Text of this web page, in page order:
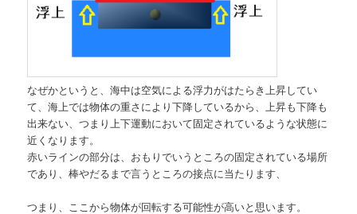
なぜかというと、海中は空気による浮力がはたらき上昇してい
て、海上では物体の重さにより下降しているから、上昇も下降も
出来ない、つまり上下運動において固定されているような状態に
近くなります。
赤いラインの部分は、おもりでいうところの固定されている場所
であり、棒やだるまで言うところの接点に当たります、
つまり、ここから物体が回転する可能性が高いと思います。